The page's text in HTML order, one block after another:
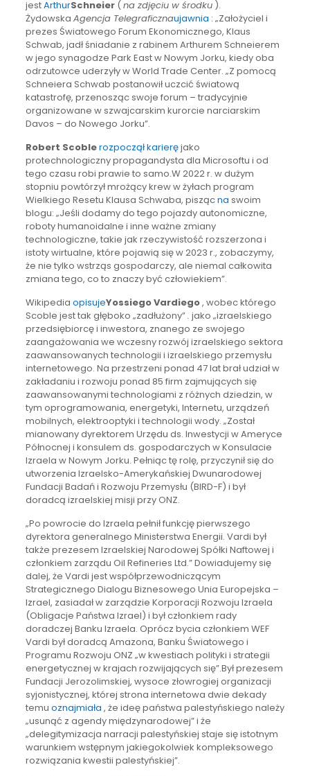
jestArthurSchneier(na zdjęciu w środku).
Żydowska Agencja Telegraficznaujawnia : „Założyciel i
prezes Światowego Forum Ekonomicznego, Klaus
Schwab, jadł śniadanie z rabinem Arthurem Schneierem
w jego synagodze Park East w Nowym Jorku, kiedy oba
odrzutowce uderzyły w World Trade Center. „Z pomocą
Schneiera Schwab postanowił uczcić światową
katastrofę, przenosząc swoje forum – tradycyjnie
organizowane w szwajcarskim kurorcie narciarskim
Davos – do Nowego Jorku”.
Robert Scoblerozpoczął karieręjako
protechnologiczny propagandysta dla Microsoftu i od
tego czasu robi prawie to samo.W 2022 r. w dużym
stopniu powtórzył mrożący krew w żyłach program
Wielkiego Resetu Klausa Schwaba, piszącna swoim
blogu: „Jeśli dodamy do tego pojazdy autonomiczne,
roboty humanoidalne i inne ważne zmiany
technologiczne, takie jak rzeczywistość rozszerzona i
istoty wirtualne, które pojawią się w 2023 r., zobaczymy,
że nie tylko wstrząs gospodarczy, ale niemal całkowita
zmiana tego, co to znaczy być człowiekiem”.
Wikipedia opisujeYossiego Vardiego, wobec którego
Scoble jest tak głęboko „zadłużony”. jako „izraelskiego
przedsiębiorcę i inwestora, znanego ze swojego
zaangażowania we wczesny rozwój izraelskiego sektora
zaawansowanych technologii i izraelskiego przemysłu
internetowego. Na przestrzeni ponad 47 lat brał udział w
zakładaniu i rozwoju ponad 85 firm zajmujących się
zaawansowanymi technologiami z różnych dziedzin, w
tym oprogramowania, energetyki, Internetu, urządzeń
mobilnych, elektrooptyki i technologii wody. „Został
mianowany dyrektorem Urzędu ds. Inwestycji w Ameryce
Północnej i konsulem ds. gospodarczych w Konsulacie
Izraela w Nowym Jorku. Pełniąc tę rolę, przyczynił się do
utworzenia Izraelsko-Amerykańskiej Dwunarodowej
Fundacji Badań i Rozwoju Przemysłu (BIRD-F) i był
doradcą izraelskiej misji przy ONZ.
„Po powrocie do Izraela pełnił funkcję pierwszego
dyrektora generalnego Ministerstwa Energii. Vardi był
także prezesem Izraelskiej Narodowej Spółki Naftowej i
członkiem zarządu Oil Refineries Ltd.” Dowiadujemy się
dalej, że Vardi jest współprzewodniczącym
Strategicznego Dialogu Biznesowego Unia Europejska –
Izrael, zasiadał w zarządzie Korporacji Rozwoju Izraela
(Obligacje Państwa Izrael) i był członkiem rady
doradczej Banku Izraela. Oprócz bycia członkiem WEF
Vardi był doradcą Amazona, Banku Światowego i
Programu Rozwoju ONZ „w kwestiach polityki i strategii
energetycznej w krajach rozwijających się”.Był prezesem
Fundacji Jerozolimskiej, wysoce złowrogiej organizacji
syjonistycznej, której strona internetowa dwie dekady
temu oznajmiała , że ideę państwa palestyńskiego należy
„usunąć z agendy międzynarodowej” i że
„delegitymizacja narracji palestyńskiej staje się istotnym
warunkiem wstępnym jakiegokolwiek kompleksowego
rozwiązania kwestii palestyńskiej”.